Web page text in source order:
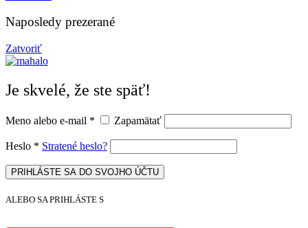
Naposledy prezerané
Zatvoriť
Je skvelé, že ste späť!
Meno alebo e-mail * Zapamätať
Heslo * Stratené heslo?
PRIHLÁSTE SA DO SVOJHO ÚČTU
ALEBO SA PRIHLÁSTE S